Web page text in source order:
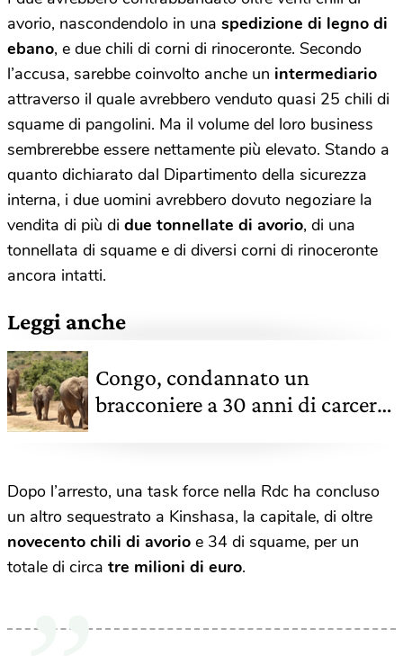
avorio, nascondendolo in una spedizione di legno di
ebano, e due chili di corni di rinoceronte. Secondo
l’accusa, sarebbe coinvolto anche un intermediario
attraverso il quale avrebbero venduto quasi 25 chili di
squame di pangolini. Ma il volume del loro business
sembrerebbe essere nettamente più elevato. Stando a
quanto dichiarato dal Dipartimento della sicurezza
interna, i due uomini avrebbero dovuto negoziare la
vendita di più di due tonnellate di avorio, di una
tonnellata di squame e di diversi corni di rinoceronte
ancora intatti.
Leggi anche
Congo, condannato un
bracconiere a 30 anni di carcere.
Dopo l’arresto, una task force nella Rdc ha concluso
un altro sequestrato a Kinshasa, la capitale, di oltre
novecento chili di avorio e 34 di squame, per un
totale di circa tre milioni di euro.